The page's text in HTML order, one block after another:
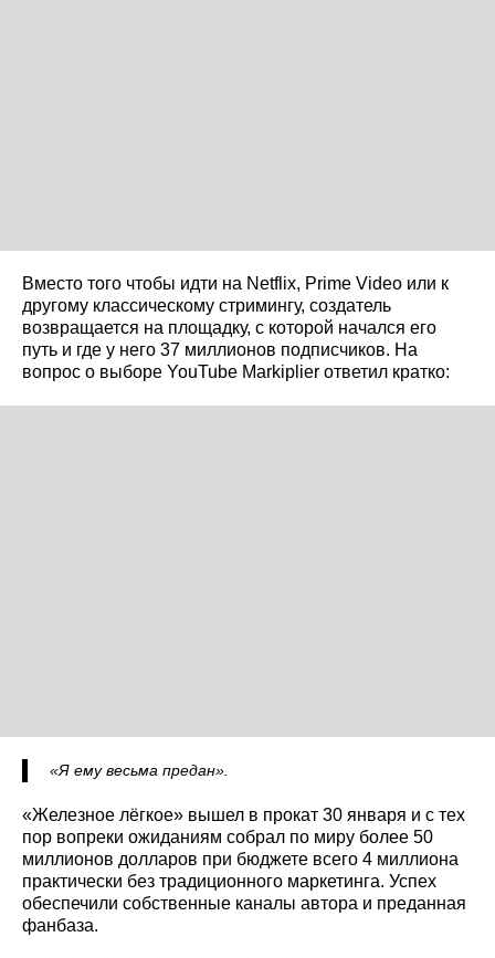
Вместо того чтобы идти на Netflix, Prime Video или к
другому классическому стримингу, создатель
возвращается на площадку, с которой начался его
путь и где у него 37 миллионов подписчиков. На
вопрос о выборе YouTube Markiplier ответил кратко:
«Я ему весьма предан».
«Железное лёгкое» вышел в прокат 30 января и с тех
пор вопреки ожиданиям собрал по миру более 50
миллионов долларов при бюджете всего 4 миллиона
практически без традиционного маркетинга. Успех
обеспечили собственные каналы автора и преданная
фанбаза.